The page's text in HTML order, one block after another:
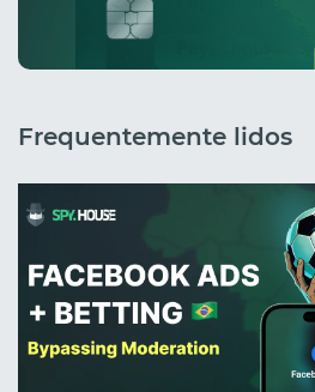
Frequentemente lidos